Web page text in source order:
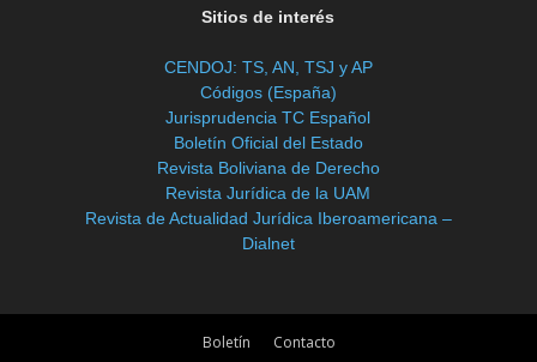
Sitios de interés
CENDOJ: TS, AN, TSJ y AP
Códigos (España)
Jurisprudencia TC Español
Boletín Oficial del Estado
Revista Boliviana de Derecho
Revista Jurídica de la UAM
Revista de Actualidad Jurídica Iberoamericana –
Dialnet
Boletín Contacto